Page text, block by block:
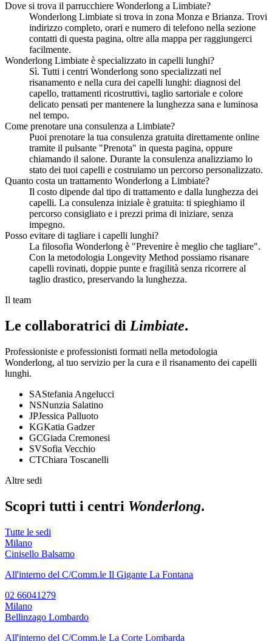
Dove si trova il parrucchiere Wonderlong a Limbiate?
Wonderlong Limbiate si trova in zona Monza e Brianza. Trovi
indirizzo completo, orari e numero di telefono nella sezione
contatti di questa pagina, oltre alla mappa per raggiungerci
facilmente.
Wonderlong Limbiate è specializzato in capelli lunghi?
Sì. Tutti i centri Wonderlong sono specializzati nel
risanamento e nella cura dei capelli lunghi: diagnosi del
capello, trattamenti ricostruttivi, taglio sartoriale e colore
delicato pensati per mantenere la lunghezza sana e luminosa
nel tempo.
Come prenotare una consulenza a Limbiate?
Puoi prenotare la tua consulenza gratuita direttamente online
tramite il pulsante "Prenota" in questa pagina, oppure
chiamando il salone. Durante la consulenza analizziamo lo
stato dei tuoi capelli e costruiamo un percorso personalizzato.
Quanto costa un trattamento Wonderlong a Limbiate?
Il costo dipende dal tipo di trattamento e dalla lunghezza dei
capelli. La consulenza iniziale è gratuita: ti spieghiamo il
percorso consigliato e i prezzi prima di iniziare, senza
impegno.
Posso evitare di tagliare i capelli lunghi?
La filosofia Wonderlong è "Prevenire è meglio che tagliare".
Con la metodologia Longevity Method possiamo risanare
capelli rovinati, doppie punte e fragilità senza ricorrere al
taglio drastico, preservando la lunghezza.
Il team
Le collaboratrici di Limbiate.
Professioniste e professionisti formati nella metodologia
Wonderlong, al tuo servizio per la cura e il risanamento dei capelli
lunghi.
SAStefania Angelucci
NSNunzia Salatino
JPJessica Palluoto
KGKatia Gadzer
GCGiada Cremonesi
SVSofia Vecchio
CTChiara Toscanelli
Altre sedi
Scopri tutti i centri Wonderlong.
Tutte le sedi
Milano
Cinisello Balsamo
All'interno del C/Comm.le Il Gigante La Fontana
02 66041279
Milano
Bellinzago Lombardo
All'interno del C/Comm.le La Corte Lombarda